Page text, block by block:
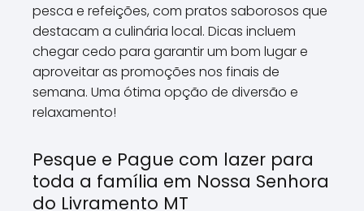
pesca e refeições, com pratos saborosos que
destacam a culinária local. Dicas incluem
chegar cedo para garantir um bom lugar e
aproveitar as promoções nos finais de
semana. Uma ótima opção de diversão e
relaxamento!
Pesque e Pague com lazer para
toda a família em Nossa Senhora
do Livramento MT